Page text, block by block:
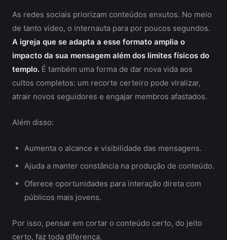
As redes sociais priorizam conteúdos enxutos. No meio
de tanto vídeo, o internauta para por poucos segundos.
A igreja que se adapta a esse formato amplia o
impacto da sua mensagem além dos limites físicos do
templo. É também uma forma de dar nova vida aos
cultos completos: um recorte certeiro pode viralizar,
atrair novos seguidores e engajar membros afastados.
Além disso:
Aumenta o alcance e visibilidade das mensagens.
Ajuda a manter constância na produção de conteúdo.
Oferece oportunidades para interação direta com
públicos mais jovens.
Por isso, pensar em cortar o conteúdo certo, do jeito
certo, faz toda diferença.